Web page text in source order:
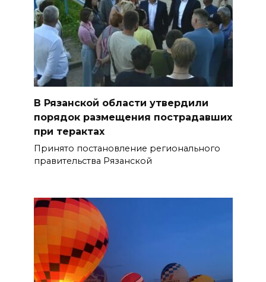
В Рязанской области утвердили
порядок размещения пострадавших
при терактах
Принято постановление регионального
правительства Рязанской